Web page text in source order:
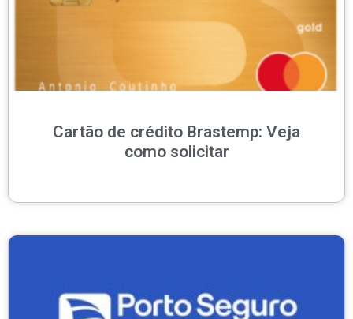
Cartão de crédito Brastemp: Veja
como solicitar